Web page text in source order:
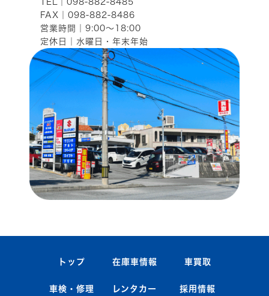
TEL｜ 098-882-8485
FAX｜098-882-8486
営業時間｜9:00～18:00
定休日｜水曜日・年末年始
トップ 在庫車情報 車買取
車検・修理 レンタカー 採用情報